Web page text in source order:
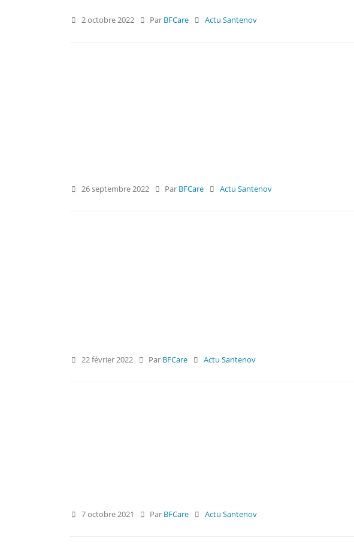
2 octobre 2022 Par BFCare Actu Santenov
26 septembre 2022 Par BFCare Actu Santenov
22 février 2022 Par BFCare Actu Santenov
7 octobre 2021 Par BFCare Actu Santenov